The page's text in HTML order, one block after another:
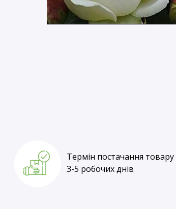
Термін постачання товару
3-5 робочих днів